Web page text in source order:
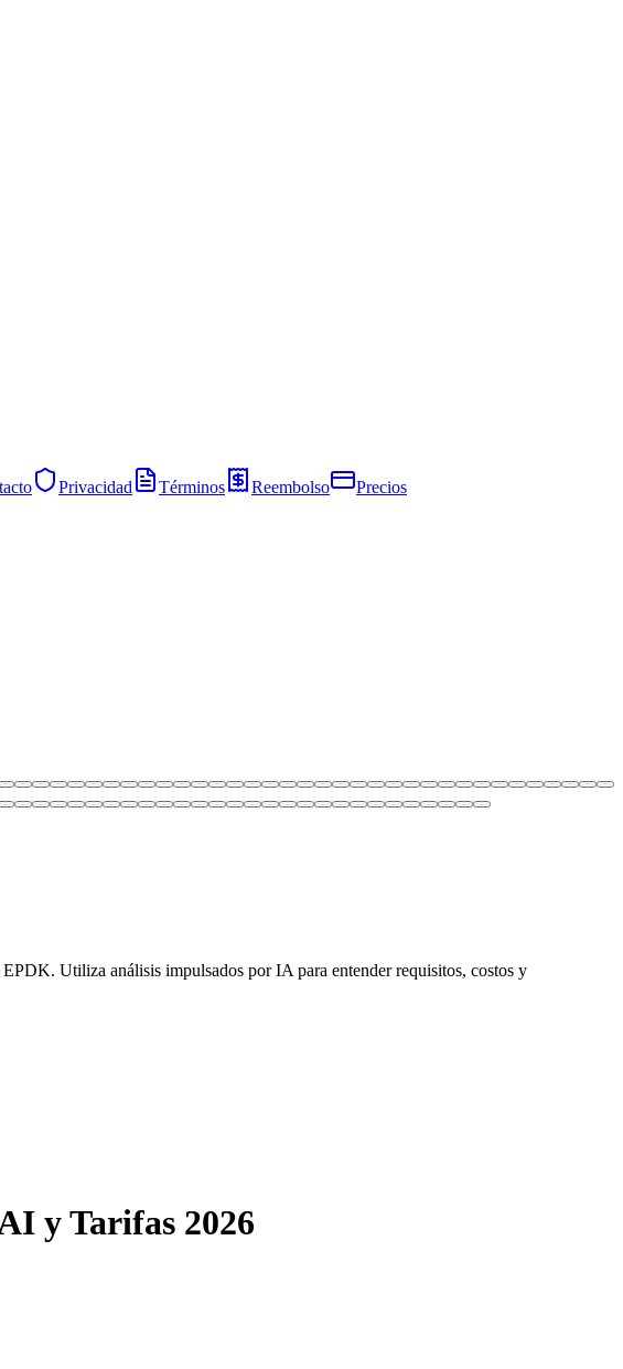
Privacidad Términos Reembolso
Precios
Utiliza análisis impulsados por IA para entender requisitos, costos y
y Tarifas 2026